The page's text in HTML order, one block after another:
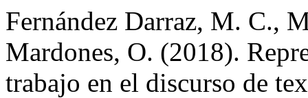
Fernández Darraz, M. C.,
Mardones, O. (2018).
trabajo en el discurso de